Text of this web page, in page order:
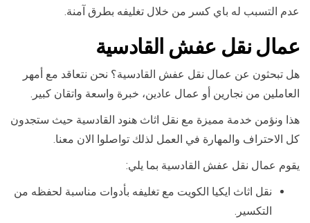
عدم التسبب له باي كسر من خلال تغليفه بطرق آمنة.
عمال نقل عفش القادسية
هل تبحثون عن عمال نقل عفش القادسية؟ نحن نتعاقد مع أمهر
العاملين من نجارين أو عمال عادين، خبرة واسعة واتقان كبير.
هذا ونؤمن خدمة مميزة مع نقل اثاث هنود القادسية حيث ستجدون
كل الاحتراف والمهارة في العمل لذلك تواصلوا الان معنا.
يقوم عمال نقل عفش القادسية بما يلي:
نقل اثاث ايكيا الكويت مع تغليفه بأدوات مناسبة لحفظه من
التكسير.